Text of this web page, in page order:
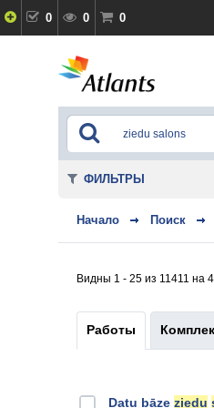
0 0 0
Начало Поиск
Видны 1 - 25 из 11411 на
Работы
Datu bāze ziedu
ФИЛЬТРЫ